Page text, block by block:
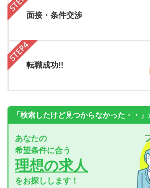
面接・条件交渉
転職成功!!
「検索したけど見つからなかった・・」
あなたの
希望条件に合う
理想の求人
をお探しします！